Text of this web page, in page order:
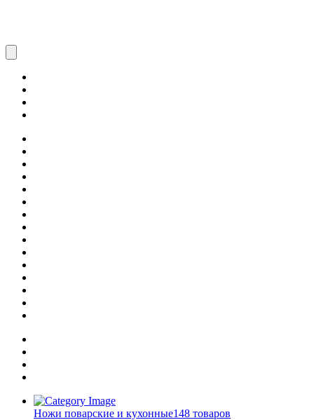
Ножи поварские и кухонные148 товаров